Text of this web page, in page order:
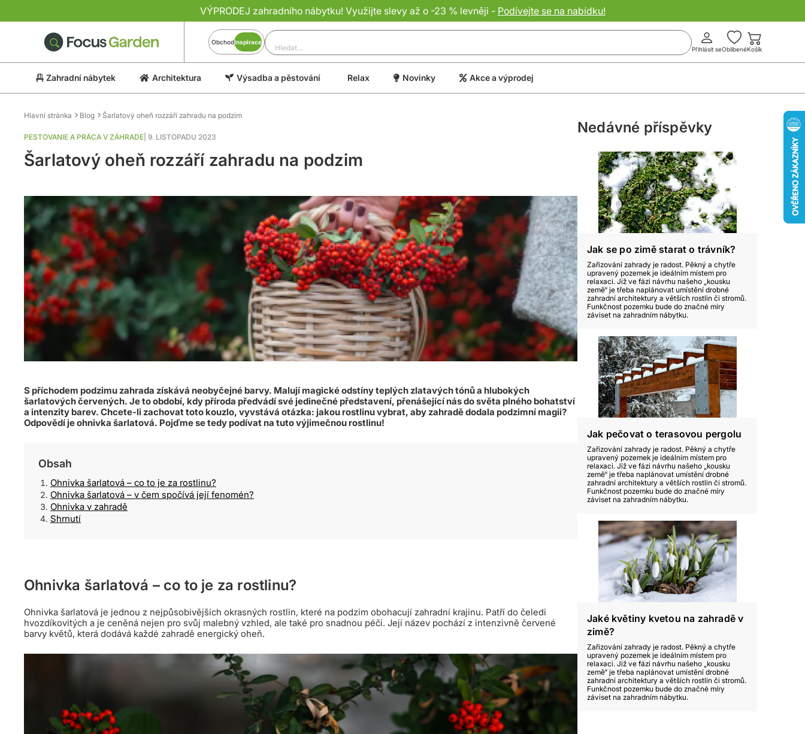
VÝPRODEJ zahradního nábytku! Využijte slevy až o -23 % levněji - Podívejte se na nabídku!
ObchodInspirace
Přihlásit seOblíbenéKošík
Zahradní nábytek Architektura Výsadba a pěstování Relax Novinky Akce a výprodej
Hlavní stránka Blog Šarlatový oheň rozzáří zahradu na podzim
PESTOVANIE A PRÁCA V ZÁHRADE 9. LISTOPADU 2023
Šarlatový oheň rozzáří zahradu na podzim
S příchodem podzimu zahrada získává neobyčejné barvy. Malují magické odstíny teplých zlatavých tónů a hlubokých
šarlatových červených. Je to období, kdy příroda předvádí své jedinečné představení, přenášející nás do světa plného bohatství
a intenzity barev. Chcete-li zachovat toto kouzlo, vyvstává otázka: jakou rostlinu vybrat, aby zahradě dodala podzimní magii?
Odpovědí je ohnivka šarlatová. Pojďme se tedy podívat na tuto výjimečnou rostlinu!
Obsah
Ohnivka šarlatová – co to je za rostlinu?
Ohnivka šarlatová – v čem spočívá její fenomén?
Ohnivka v zahradě
Shrnutí
Ohnivka šarlatová – co to je za rostlinu?
Ohnivka šarlatová je jednou z nejpůsobivějších okrasných rostlin, které na podzim obohacují zahradní krajinu. Patří do čeledi
hvozdíkovitých a je ceněná nejen pro svůj malebný vzhled, ale také pro snadnou péči. Její název pochází z intenzivně červené
barvy květů, která dodává každé zahradě energický oheň.
Nedávné příspěvky
Jak se po zimě starat o trávník?
Zařizování zahrady je radost. Pěkný a chytře
upravený pozemek je ideálním místem pro
relaxaci. Již ve fázi návrhu našeho „kousku
země“ je třeba naplánovat umístění drobné
zahradní architektury a větších rostlin či stromů.
Funkčnost pozemku bude do značné míry
záviset na zahradním nábytku.
Jak pečovat o terasovou pergolu
Zařizování zahrady je radost. Pěkný a chytře
upravený pozemek je ideálním místem pro
relaxaci. Již ve fázi návrhu našeho „kousku
země“ je třeba naplánovat umístění drobné
zahradní architektury a větších rostlin či stromů.
Funkčnost pozemku bude do značné míry
záviset na zahradním nábytku.
Jaké květiny kvetou na zahradě v
zimě?
Zařizování zahrady je radost. Pěkný a chytře
upravený pozemek je ideálním místem pro
relaxaci. Již ve fázi návrhu našeho „kousku
země“ je třeba naplánovat umístění drobné
zahradní architektury a větších rostlin či stromů.
Funkčnost pozemku bude do značné míry
záviset na zahradním nábytku.